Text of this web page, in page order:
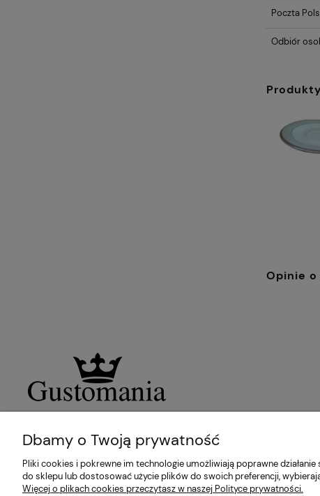
Poczta
Odbiór
Opinie
Dbamy o Twoją prywatność
Pliki cookies i pokrewne im technologie umożliwiają poprawne
do sklepu lub dostosować użycie plików do swoich preferencji,
Więcej o plikach cookies przeczytasz w naszej Polityce prywatności.